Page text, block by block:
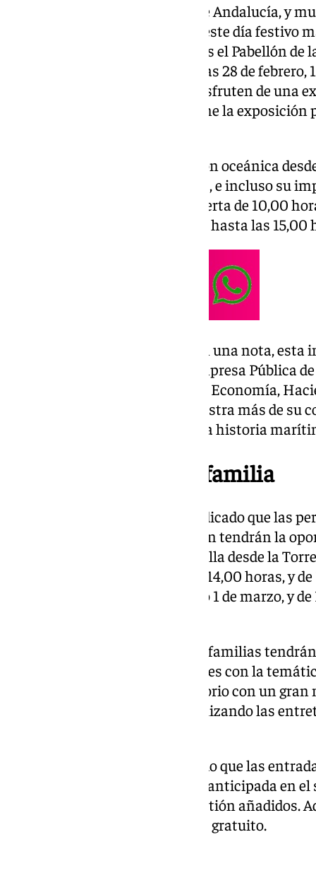
Se acerca el 28 de febrero, Día de Andalucía, y
Sevilla ofrece para disfrutar de este día festivo
los andaluces. Ejemplo de ello es el Pabellón
entradas a sólo dos euros los días 28 de
única para que los visitantes disfruten de una
interactiva» como la que propone la exposición
La muestra aborda la navegación oceánica
científicos, técnicos y humanos, e incluso su
social. La exposición estará abierta de 10,00
febrero y el sábado 1 de marzo, y hasta las
Según ha informado la Junta en una nota, esta
Navegación, propiedad de la Empresa Pública
dependiente de la Consejería de Economía,
Junta de Andalucía, es una muestra más de
acceso universal a la cultura y la historia
Talleres para toda la familia
Además de la exposición, ha indicado que las
días el Pabellón de la Navegación tendrán la
«impresionantes vistas» de Sevilla desde la
desde las 10,30 horas hasta las 14,00 horas, y
viernes 28 de febrero y el sábado 1 de marzo, y
Asimismo, ha detallado que las familias
un taller abierto de manualidades con la
«podrán conocer mejor el territorio con un
explorando su creatividad y realizando las
Por último, la Junta ha apuntado que las
estarán disponibles de manera anticipada en
la Navegación, sin costes de gestión añadidos.
entre 0 y 4 años tendrán acceso gratuito.